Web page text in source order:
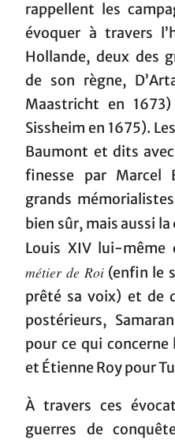
rappellent les
évoquer à travers
Hollande, deux des
de son règne,
Maastricht en
Sissheim en 1675).
Baumont et dits
finesse par Marcel
grands
bien sûr, mais aussi la
Louis XIV lui-même
métier de Roi (enfin le
prêté sa voix) et de
postérieurs,
pour ce qui
et Étienne Roy pour
À travers ces
guerres de